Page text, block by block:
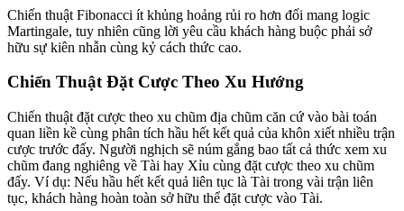
Chiến thuật Fibonacci ít khủng hoảng rủi ro hơn đối mang logic
Martingale, tuy nhiên cũng lời yêu cầu khách hàng buộc phải sở
hữu sự kiên nhẫn cùng kỷ cách thức cao.
Chiến Thuật Đặt Cược Theo Xu Hướng
Chiến thuật đặt cược theo xu chũm địa chũm căn cứ vào bài toán
quan liền kề cùng phân tích hầu hết kết quả của khôn xiết nhiều trận
cược trước đấy. Người nghịch sẽ núm gắng bao tất cả thức xem xu
chũm đang nghiêng về Tài hay Xỉu cùng đặt cược theo xu chũm
đấy. Ví dụ: Nếu hầu hết kết quả liên tục là Tài trong vài trận liên
tục, khách hàng hoàn toàn sở hữu thể đặt cược vào Tài.